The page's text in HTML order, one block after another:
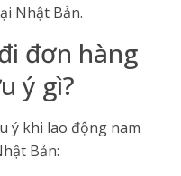
Nhật Bản.
đơn hàng
ý gì?
ý khi lao động nam
Bản: